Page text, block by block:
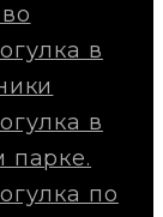
в
в
парке.
по